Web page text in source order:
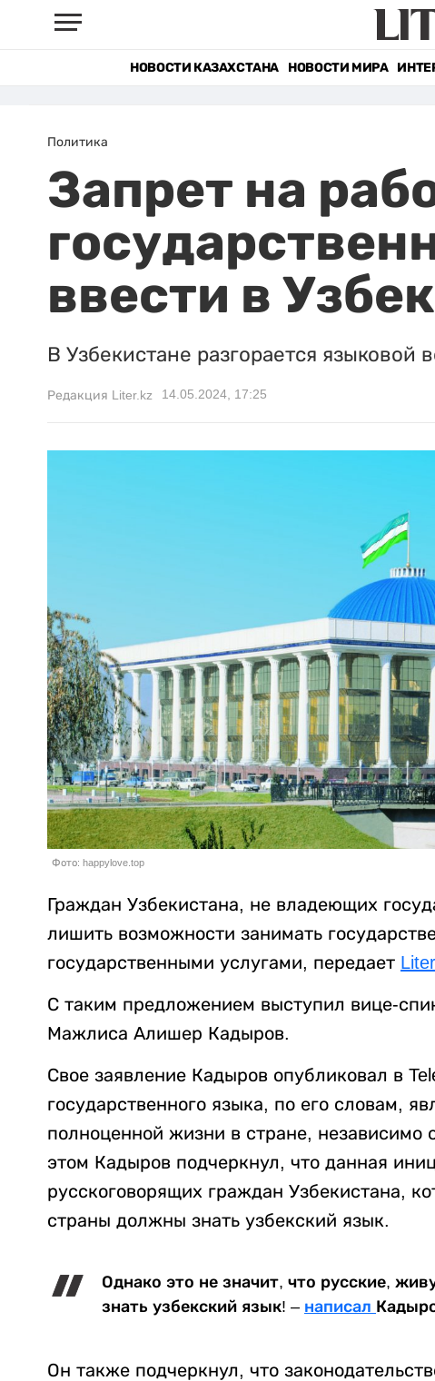
НОВОСТИ КАЗАХСТАНА НОВОСТИ МИРА
Политика
Запрет на
ввести в
В Узбекистане разгорается языковой
Редакция Liter.kz 14.05.2024, 17:25
Фото: happylove.top
Граждан Узбекистана, не владеющих
лишить возможности занимать
государственными услугами, передает
С таким предложением выступил вице-
Мажлиса Алишер Кадыров.
Свое заявление Кадыров опубликовал в
государственного языка, по его словам,
полноценной жизни в стране, независимо
этом Кадыров подчеркнул, что данная
русскоговорящих граждан Узбекистана,
страны должны знать узбекский язык.
Однако это не значит, что русские,
знать узбекский язык! – написал
Он также подчеркнул, что